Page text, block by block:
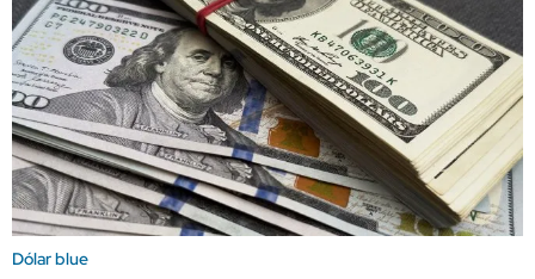
Dólar blue